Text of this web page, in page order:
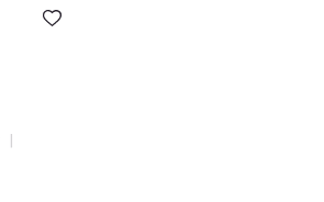
|